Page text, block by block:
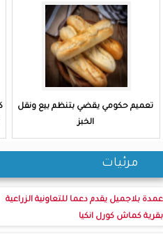
تعميم حكومي يقضي بتنظم بيع ونقل
الخبز
مرئيات
عمدة بلاجميل يقدم دعما للتعاونية الزراعية
بقرية كماش كورل انكيا